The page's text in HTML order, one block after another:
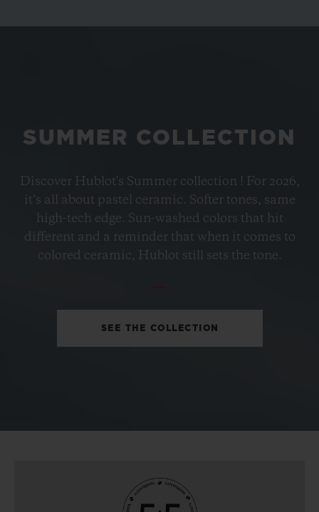
PETROL BLUE CERAMIC
33 MM
EUR 15,200 •
SUMMER COLLECTION
Discover Hublot's Summer collection ! For 2026,
it’s all about pastel ceramic. Softer tones, same
high-tech edge. Sun-washed colors that hit
different and a reminder that when it comes to
colored ceramic, Hublot still sets the tone.
SEE THE COLLECTION